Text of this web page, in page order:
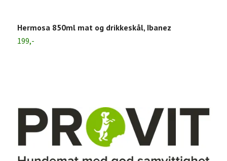
Hermosa 850ml mat og drikkeskål, Ibanez
199,-